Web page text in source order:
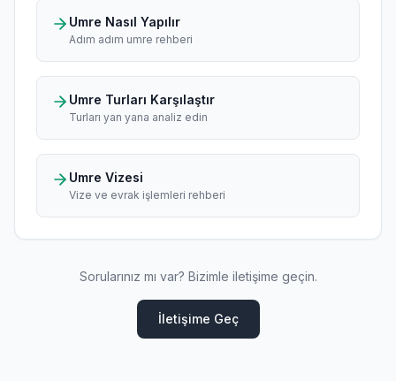
Umre Nasıl Yapılır
Adım adım umre rehberi
Umre Turları Karşılaştır
Turları yan yana analiz edin
Umre Vizesi
Vize ve evrak işlemleri rehberi
Sorularınız mı var? Bizimle iletişime geçin.
İletişime Geç